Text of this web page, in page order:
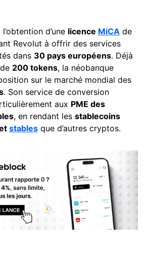
d’une licence MiCA de
Revolut à offrir des services
dans 30 pays européens. Déjà
200 tokens, la néobanque
sur le marché mondial des
. Son service de conversion
aux PME des
, en rendant les stablecoins
stables que d’autres cryptos.